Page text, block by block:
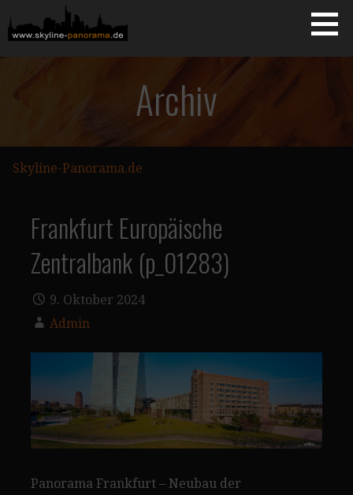
Inhalt
springen
SKYLINE-PANORAMA.DE
Archiv
Skyline-Panorama.de
Frankfurt Europäische
Zentralbank (p_01283)
9. Oktober 2024
Admin
Panorama Frankfurt – Neubau der